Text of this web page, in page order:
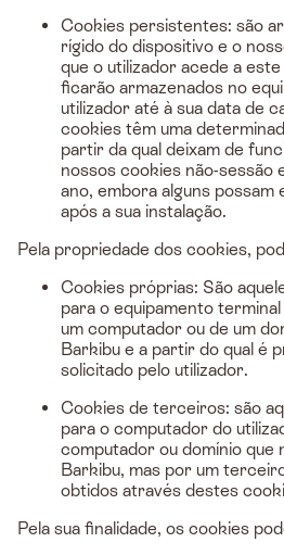
Cookies persistentes: são
rígido do dispositivo e o
que o utilizador acede a
ficarão armazenados no
utilizador até à sua data de
cookies têm uma
partir da qual deixam de
nossos cookies não-sessão
ano, embora alguns possam
após a sua instalação.
Pela propriedade dos cookies,
Cookies próprias: São
para o equipamento
um computador ou de um
Barkibu e a partir do qual é
solicitado pelo utilizador.
Cookies de terceiros: são
para o computador do
computador ou domínio que
Barkibu, mas por um
obtidos através destes
Pela sua finalidade, os cookies